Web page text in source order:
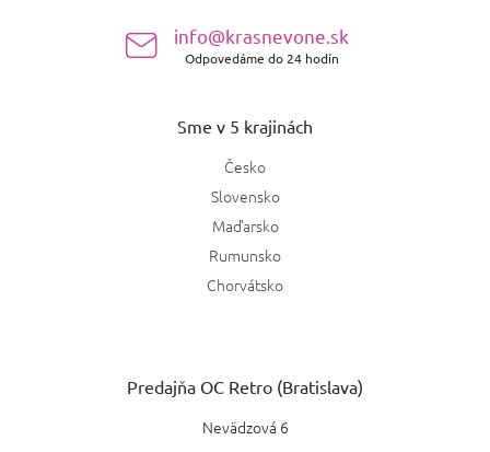
info@krasnevone.sk
Odpovedáme do 24 hodín
Sme v 5 krajinách
Česko
Slovensko
Maďarsko
Rumunsko
Chorvátsko
Predajňa OC Retro (Bratislava)
Nevädzová 6